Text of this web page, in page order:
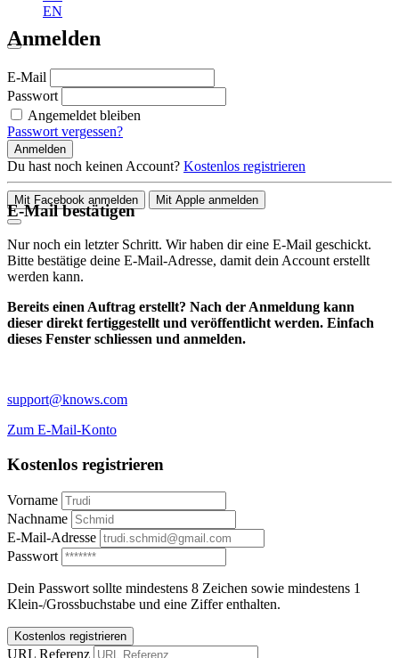
EN
Anmelden
E-Mail
Passwort
Angemeldet bleiben
Passwort vergessen?
Anmelden
Du hast noch keinen Account? Kostenlos registrieren
Mit Facebook anmelden Mit Apple anmelden
E-Mail bestätigen
Nur noch ein letzter Schritt. Wir haben dir eine E-Mail geschickt.
Bitte bestätige deine E-Mail-Adresse, damit dein Account erstellt
werden kann.
Bereits einen Auftrag erstellt? Nach der Anmeldung kann
dieser direkt fertiggestellt und veröffentlicht werden. Einfach
dieses Fenster schliessen und anmelden.
support@knows.com
Zum E-Mail-Konto
Kostenlos registrieren
Vorname
Nachname
E-Mail-Adresse
Passwort
Dein Passwort sollte mindestens 8 Zeichen sowie mindestens 1
Klein-/Grossbuchstabe und eine Ziffer enthalten.
Kostenlos registrieren
URL Referenz